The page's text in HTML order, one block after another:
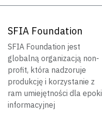
SFIA Foundation
SFIA Foundation jest
globalną organizacją non-
profit, która nadzoruje
produkcję i korzystanie z
ram umiejętności dla epoki
informacyjnej